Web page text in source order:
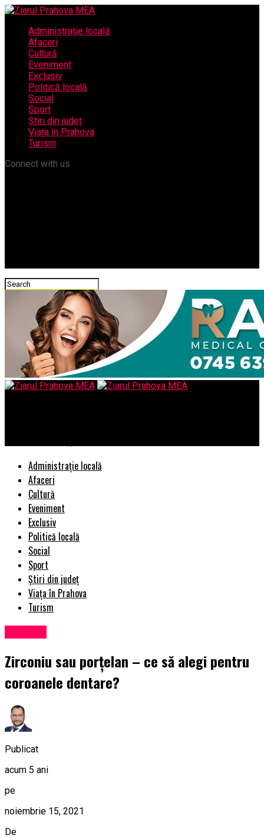
Administrație locală
Afaceri
Cultură
Eveniment
Exclusiv
Politică locală
Social
Sport
Știri din județ
Viața în Prahova
Turism
Connect with us
Administrație locală
Afaceri
Cultură
Eveniment
Exclusiv
Politică locală
Social
Sport
Știri din județ
Viața în Prahova
Turism
Zirconiu sau porțelan – ce să alegi pentru
coroanele dentare?
Publicat
acum 5 ani
pe
noiembrie 15, 2021
De